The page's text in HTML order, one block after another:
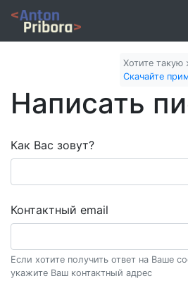
Хотите такую
Скачайте
Написать
Как Вас зовут?
Контактный email
Если хотите получить ответ на Ваше
укажите Ваш контактный адрес